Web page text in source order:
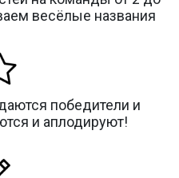
весёлые названия
победители и
и аплодируют!